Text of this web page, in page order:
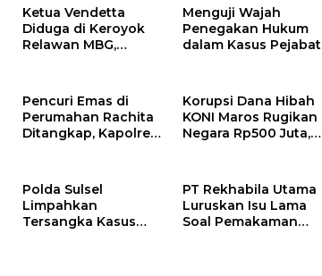
Ketua Vendetta
Diduga di Keroyok
Relawan MBG,
Menguji Wajah
Penegakan Hukum
dalam Kasus Pejabat
Pencuri Emas di
Perumahan Rachita
Ditangkap, Kapolres
Kewaspadaan
Korupsi Dana Hibah
KONI Maros Rugikan
Negara Rp500 Juta,
Polda Sulsel
Limpahkan
Tersangka Kasus
PT Rekhabila Utama
Luruskan Isu Lama
Soal Pemakaman